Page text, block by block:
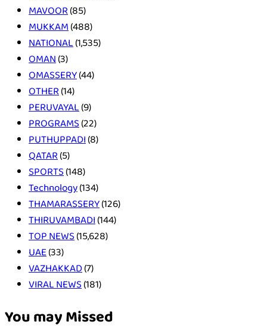
MAVOOR(85)
MUKKAM (488)
NATIONAL (1,535)
OMAN (3)
OMASSERY(44)
OTHER(14)
PERUVAYAL (9)
PROGRAMS (22)
PUTHUPPADI (8)
QATAR(5)
SPORTS (148)
Technology(134)
THAMARASSERY(126)
THIRUVAMBADI (144)
TOP NEWS (15,628)
UAE (33)
VAZHAKKAD(7)
VIRAL NEWS (181)
You may Missed